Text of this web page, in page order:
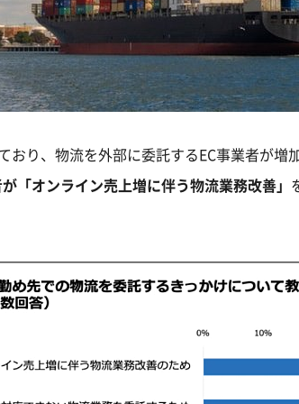
おり、物流を外部に委託するEC事業者が
「オンライン売上増に伴う物流業務改善」